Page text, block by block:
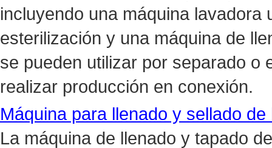
incluyendo una máquina
esterilización y una máquina de
se pueden utilizar por separado o
realizar producción en conexión.
Máquina para llenado y sellado
La máquina de llenado y tapado